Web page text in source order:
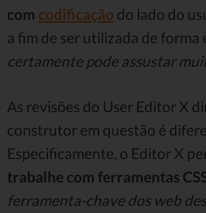
com codificação do lado do
a fim de ser utilizada de forma
certamente pode assustar
As revisões do User Editor X
construtor em questão é
Especificamente, o Editor X
trabalhe com ferramentas
ferramenta-chave dos web